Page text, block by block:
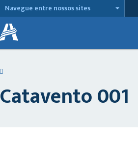
Navegue entre nossos sites
Catavento 001